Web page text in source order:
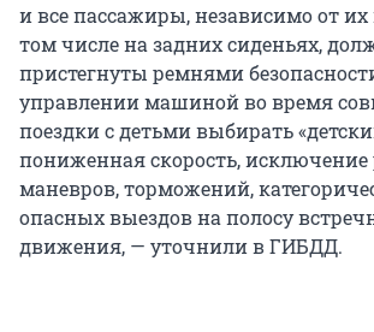
и все пассажиры, независимо от их
том числе на задних сиденьях,
пристегнуты ремнями
управлении машиной во время
поездки с детьми выбирать
пониженная скорость, исключение
маневров, торможений,
опасных выездов на полосу
движения, — уточнили в ГИБДД.